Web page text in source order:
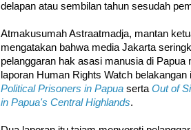
delapan atau sembilan tahun sesudah
Atmakusumah Astraatmadja, mantan
mengatakan bahwa media Jakarta
pelanggaran hak asasi manusia di
laporan Human Rights Watch
Political Prisoners in Papua serta Out of
in Papua's Central Highlands.